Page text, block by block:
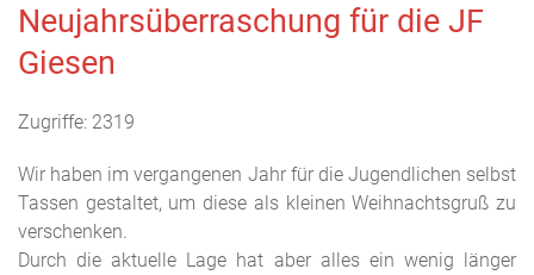
Neujahrsüberraschung für die JF
Giesen
Zugriffe: 2319
Wir haben im vergangenen Jahr für die Jugendlichen selbst
Tassen gestaltet, um diese als kleinen Weihnachtsgruß zu
verschenken.
Durch die aktuelle Lage hat aber alles ein wenig länger